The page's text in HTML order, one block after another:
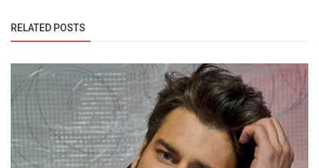
RELATED POSTS